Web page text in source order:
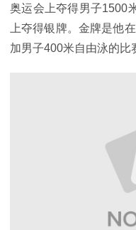
奥运会上夺得男子1500
上夺得银牌。金牌是他
加男子400米自由泳的比